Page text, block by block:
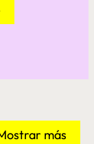
más